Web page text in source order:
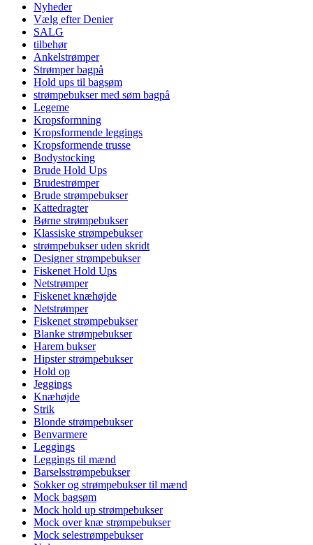
Nyheder
Vælg efter Denier
SALG
tilbehør
Ankelstrømper
Strømper bagpå
Hold ups til bagsøm
strømpebukser med søm bagpå
Legeme
Kropsformning
Kropsformende leggings
Kropsformende trusse
Bodystocking
Brude Hold Ups
Brudestrømper
Brude strømpebukser
Kattedragter
Børne strømpebukser
Klassiske strømpebukser
strømpebukser uden skridt
Designer strømpebukser
Fiskenet Hold Ups
Netstrømper
Fiskenet knæhøjde
Netstrømper
Fiskenet strømpebukser
Blanke strømpebukser
Harem bukser
Hipster strømpebukser
Hold op
Jeggings
Knæhøjde
Strik
Blonde strømpebukser
Benvarmere
Leggings
Leggings til mænd
Barselsstrømpebukser
Sokker og strømpebukser til mænd
Mock bagsøm
Mock hold up strømpebukser
Mock over knæ strømpebukser
Mock selestrømpebukser